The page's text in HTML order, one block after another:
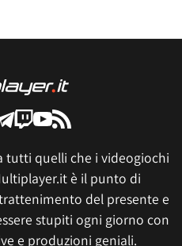
tutti quelli che i videogiochi
è il punto di
del presente e
stupiti ogni giorno con
e produzioni geniali.